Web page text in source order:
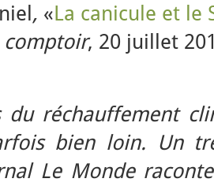
, «La canicule et le
comptoir, 20 juillet
du réchauffement
bien loin. Un
Le Monde